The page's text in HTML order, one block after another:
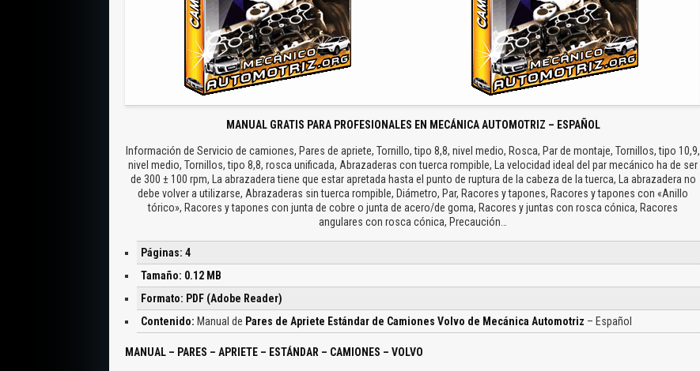
MANUAL GRATIS PARA PROFESIONALES EN MECÁNICA AUTOMOTRIZ – ESPAÑOL
Información de Servicio de camiones, Pares de apriete, Tornillo, tipo 8,8, nivel medio, Rosca, Par de montaje, Tornillos, tipo 10,9,
nivel medio, Tornillos, tipo 8,8, rosca unificada, Abrazaderas con tuerca rompible, La velocidad ideal del par mecánico ha de ser
de 300 ± 100 rpm, La abrazadera tiene que estar apretada hasta el punto de ruptura de la cabeza de la tuerca, La abrazadera no
debe volver a utilizarse, Abrazaderas sin tuerca rompible, Diámetro, Par, Racores y tapones, Racores y tapones con «Anillo
tórico», Racores y tapones con junta de cobre o junta de acero/de goma, Racores y juntas con rosca cónica, Racores
angulares con rosca cónica, Precaución…
Páginas: 4
Tamaño: 0.12 MB
Formato: PDF (Adobe Reader)
Contenido: Manual de Pares de Apriete Estándar de Camiones Volvo de Mecánica Automotriz – Español
MANUAL – PARES – APRIETE – ESTÁNDAR – CAMIONES – VOLVO